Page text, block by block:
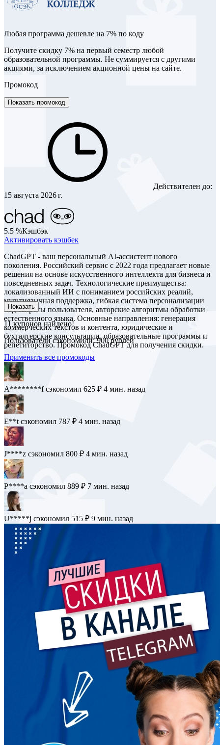
Любая программа дешевле на 7% по коду
Получите скидку 7% на первый семестр любой
образовательной программы. Не суммируется с другими
акциями, за исключением акционной цены на сайте.
Промокод
Показать промокод
Действителен до:
15 августа 2026 г.
5.5 %Кэшбэк
Активировать кэшбек
ChadGPT - ваш персональный AI-ассистент нового
поколения. Российский сервис с 2022 года предлагает новые
решения на основе искусственного интеллекта для бизнеса и
повседневных задач. Технологические преимущества:
локализованный ИИ с пониманием российских реалий,
мультиязычная поддержка, гибкая система персонализации
под запросы пользователя, авторские алгоритмы обработки
естественного языка. Основные направления: генерация
коммерческих текстов и контента, юридические и
бухгалтерские консультации, образовательные программы и
репетиторство. Промокод ChadGPT для получения скидки.
Показать
11купонов найдено!
Пользователи сэкономили: 900 рублей
Применить все промокоды
A********f сэкономил 625 ₽ 4 мин. назад
E**t сэкономил 787 ₽ 4 мин. назад
J****z сэкономил 800 ₽ 4 мин. назад
P****a сэкономил 889 ₽ 7 мин. назад
U*****j сэкономил 515 ₽ 9 мин. назад